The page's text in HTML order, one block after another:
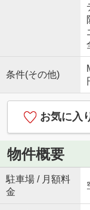
条件(その他)
お気に入
物件概要
駐車場 / 月額料
金